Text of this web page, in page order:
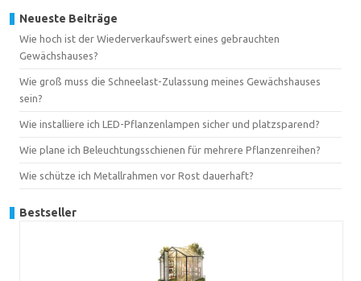
Neueste Beiträge
Wie hoch ist der Wiederverkaufswert eines gebrauchten
Gewächshauses?
Wie groß muss die Schneelast-Zulassung meines Gewächshauses
sein?
Wie installiere ich LED-Pflanzenlampen sicher und platzsparend?
Wie plane ich Beleuchtungsschienen für mehrere Pflanzenreihen?
Wie schütze ich Metallrahmen vor Rost dauerhaft?
Bestseller